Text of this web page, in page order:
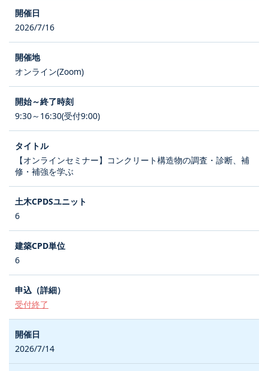
2026/7/16
オンライン(Zoom)
9:30～16:30(受付9:00)
【オンラインセミナー】コンクリート構造物の調査・診断、補
修・補強を学ぶ
6
6
受付終了
2026/7/14